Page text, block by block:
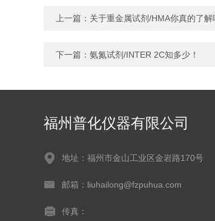
上一篇： 关于重金属试剂/HMA你真的了解
下一篇： 氨氮试剂/INTER 2C知多少！
福州普化仪器有限公司
地址：福州市金山工业区金岩路170号
邮箱：liuhailong@fzpuhua.com
传真：